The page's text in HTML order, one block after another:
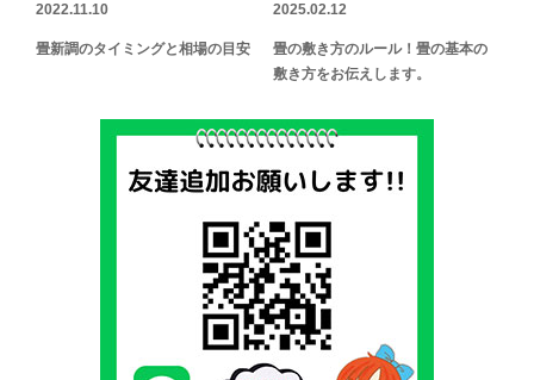
2022.11.10
畳新調のタイミングと相場の目安
2025.02.12
畳の敷き方のルール！畳の基本の
敷き方をお伝えします。